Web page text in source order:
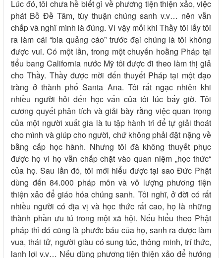
Lúc đó, tôi chưa hề biết gì về phương tiện thiện xảo, việc
phát Bồ Đề Tâm, tùy thuận chúng sanh v.v… nên vẫn
chấp và nghĩ mình là đúng. Vì vậy mỗi khi Thầy tôi lấy tôi
ra làm cái “bia quảng cáo” trước đại chúng là tôi không
được vui. Có một lần, trong một chuyến hoằng Pháp tại
tiểu bang California nước Mỹ tôi được đi theo làm thị giả
cho Thầy. Thầy được mời đến thuyết Pháp tại một đạo
tràng ở thành phố Santa Ana. Tôi rất ngạc nhiên khi
nhiều người hỏi đến học vấn của tôi lúc bấy giờ. Tôi
cương quyết phân tích và giải bày rằng việc quan trọng
của một người xuất gia là tu tập hành trì để tự giải thoát
cho mình và giúp cho người, chứ không phải đặt nặng về
bằng cấp học hành. Nhưng tôi đã không thuyết phục
được họ vì họ vẫn chấp chặt vào quan niệm „học thức“
của họ. Sau lần đó, tôi mới hiểu được tại sao Đức Phật
dùng đến 84.000 pháp môn và vô lượng phương tiện
thiện xảo để giáo hóa chúng sanh. Tôi nghĩ, ở đời có rất
nhiều người có địa vị và học thức rất cao, họ là những
thành phần ưu tú trong một xã hội. Nếu hiểu theo Phật
pháp thì đó cũng là phước báu của họ, sanh ra được làm
vua, thái tử, người giàu có sung túc, thông minh, trí thức,
lanh lợi v.v… Nếu dùng phương tiện thiện xảo để hướng